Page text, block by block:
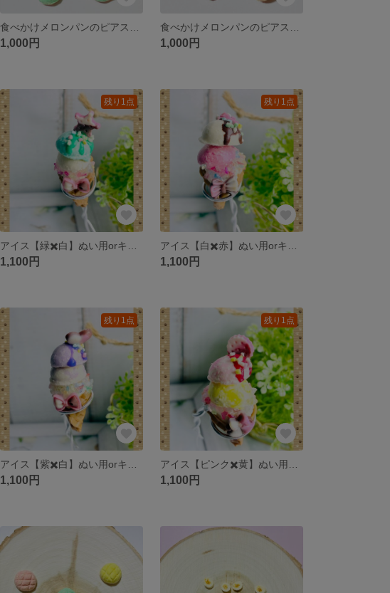
1,000円 1,000円
残り1点
1,100円
残り1点
1,100円
残り1点
1,100円
残り1点
1,100円